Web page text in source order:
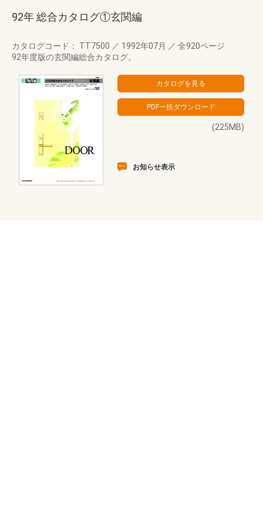
92年 総合カタログ①玄関編
カタログコード： TT7500 ／ 1992年07月 ／ 全920ページ
92年度版の玄関編総合カタログ。
(225MB)
お知らせ表示